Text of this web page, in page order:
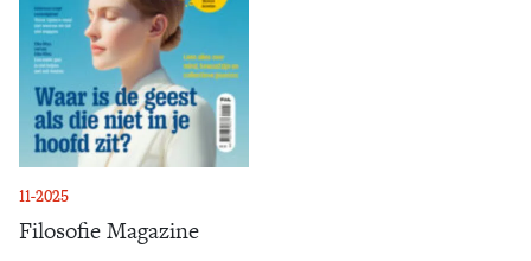
11-2025
Filosofie Magazine